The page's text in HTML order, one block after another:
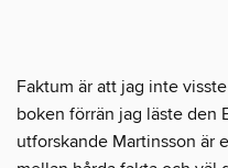
Faktum är att jag inte
boken förrän jag läste den
utforskande Martinsson är